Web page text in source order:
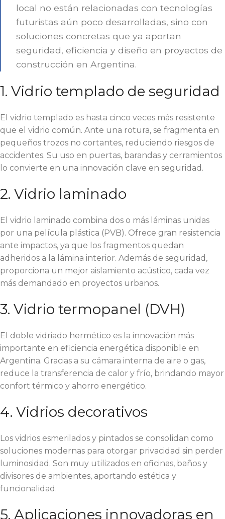
local no están relacionadas con tecnologías
futuristas aún poco desarrolladas, sino con
soluciones concretas que ya aportan
seguridad, eficiencia y diseño en proyectos de
construcción en Argentina.
1. Vidrio templado de seguridad
El vidrio templado es hasta cinco veces más resistente
que el vidrio común. Ante una rotura, se fragmenta en
pequeños trozos no cortantes, reduciendo riesgos de
accidentes. Su uso en puertas, barandas y cerramientos
lo convierte en una innovación clave en seguridad.
2. Vidrio laminado
El vidrio laminado combina dos o más láminas unidas
por una película plástica (PVB). Ofrece gran resistencia
ante impactos, ya que los fragmentos quedan
adheridos a la lámina interior. Además de seguridad,
proporciona un mejor aislamiento acústico, cada vez
más demandado en proyectos urbanos.
3. Vidrio termopanel (DVH)
El doble vidriado hermético es la innovación más
importante en eficiencia energética disponible en
Argentina. Gracias a su cámara interna de aire o gas,
reduce la transferencia de calor y frío, brindando mayor
confort térmico y ahorro energético.
4. Vidrios decorativos
Los vidrios esmerilados y pintados se consolidan como
soluciones modernas para otorgar privacidad sin perder
luminosidad. Son muy utilizados en oficinas, baños y
divisores de ambientes, aportando estética y
funcionalidad.
5. Aplicaciones innovadoras en